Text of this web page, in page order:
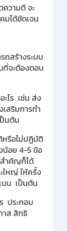
ความดี จะ
ได้ชัดเจน
ถสร้างระบบ
ที่จะต้องตอบ
ะไร เช่น ส่ง
สริมการทำ
นต้น
หรือไม่ปฏิบัติ
น้อย 4-5 ข้อ
สำคัญก็ได้
ใหญ่ ให้ครั้ง
นน เป็นต้น
ประกอบ
ส สิทธิ